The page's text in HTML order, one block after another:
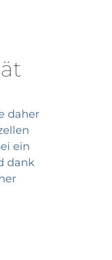
daher
ein
dank